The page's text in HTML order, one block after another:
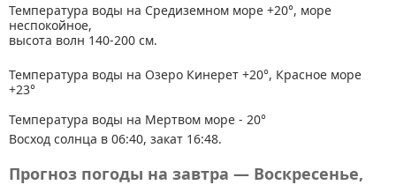
Температура воды на Средиземном море +20°, море
неспокойное,
высота волн 140-200 см.
Температура воды на Озеро Кинерет +20°, Красное море
+23°
Температура воды на Мертвом море - 20°
Восход солнца в 06:40, закат 16:48.
Прогноз погоды на завтра — Воскресенье,